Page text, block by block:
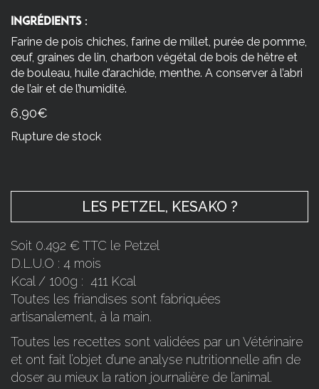
Ingrédients:
Farine de pois chiches, farine de millet, purée de pomme,
œuf, graines de lin, charbon végétal de bois de hêtre et
de bouleau, huile d’arachide, menthe. A conserver à l’abri
de l’air et de l’humidité.
6,90€
Rupture de stock
LES PETZEL, KESAKO ?
Soit 0.492 € TTC le Petzel
D.L.U.O : 4 mois
Kcal / 100g : 411 Kcal
Toutes les friandises sont fabriquées
artisanalement, à la main.
Toutes les recettes sont validées par un Vétérinaire
et ont fait l’objet d’une analyse nutritionnelle afin de
doser au mieux la ration journalière de l’animal.